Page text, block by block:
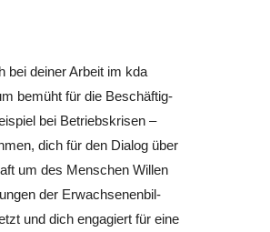
bei deiner Arbeit im kda
bemüht für die Beschäf­tig­
bei Betriebs­kri­sen –
dich für den Dialog über
um des Menschen Willen
der Erwach­se­nen­bil­
und dich enga­giert für eine